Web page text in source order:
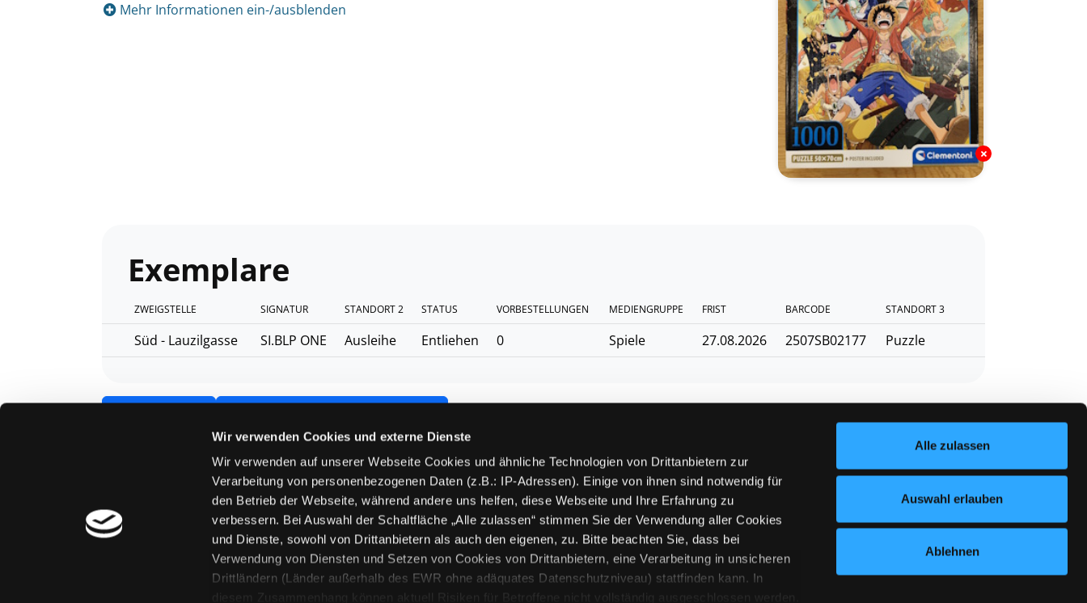
Wir verwenden Cookies und externe Dienste
Wir verwenden auf unserer Webseite Cookies und ähnliche Technologien von Drittanbietern zur
Verarbeitung von personenbezogenen Daten (z.B.: IP-Adressen). Einige von ihnen sind notwendig für
den Betrieb der Webseite, während andere uns helfen, diese Webseite und Ihre Erfahrung zu
verbessern. Bei Auswahl der Schaltfläche „Alle zulassen“ stimmen Sie der Verwendung aller Cookies
und Dienste, sowohl von Drittanbietern als auch den eigenen, zu. Bitte beachten Sie, dass bei
Verwendung von Diensten und Setzen von Cookies von Drittanbietern, eine Verarbeitung in unsicheren
Drittländern (Länder außerhalb des EWR ohne adäquates Datenschutzniveau) stattfinden kann. In
diesem Zusammenhang können aktuell Risiken für Betroffene nicht vollständig ausgeschlossen werden.
Alle zulassen
Auswahl erlauben
Ablehnen
Mehr Informationen ein-/ausblenden
Exemplare
ZWEIGSTELLE SIGNATUR STANDORT 2 STATUS VORBESTELLUNGEN MEDIENGRUPPE FRIST BARCODE STANDORT 3
Süd - Lauzilgasse SI.BLP ONE Ausleihe Entliehen 0 Spiele 27.08.2026 2507SB02177 Puzzle
Hotline (Mo-Fr 9 bis 17 Uhr): 0316 872-
800
Feedback Newsletter abonnieren